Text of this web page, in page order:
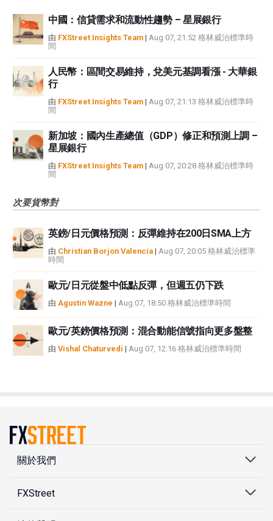
中國：信貸需求和流動性趨勢 – 星展銀行
由 FXStreet Insights Team | Aug 07, 21:52 格林威治標準時
間
人民幣：區間交易維持，兌美元基調看漲 - 大華銀
行
由 FXStreet Insights Team | Aug 07, 21:13 格林威治標準時
間
新加坡：國內生產總值（GDP）修正和預測上調 –
星展銀行
由 FXStreet Insights Team | Aug 07, 20:28 格林威治標準時
間
次要貨幣對
英鎊/日元價格預測：反彈維持在200日SMA上方
由 Christian Borjon Valencia | Aug 07, 20:05 格林威治標準
時間
歐元/日元從盤中低點反彈，但週五仍下跌
由 Agustin Wazne | Aug 07, 18:50 格林威治標準時間
歐元/英鎊價格預測：混合動能信號指向更多盤整
由 Vishal Chaturvedi | Aug 07, 12:16 格林威治標準時間
關於我們
FXStreet